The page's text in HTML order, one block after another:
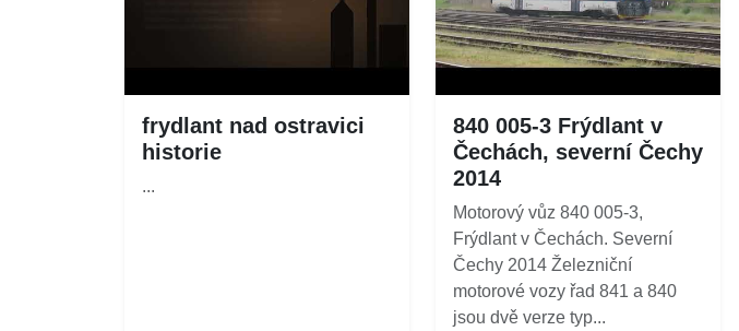
frydlant nad ostravici
historie
...
840 005-3 Frýdlant v
Čechách, severní Čechy
2014
Motorový vůz 840 005-3,
Frýdlant v Čechách. Severní
Čechy 2014 Železniční
motorové vozy řad 841 a 840
jsou dvě verze typ...